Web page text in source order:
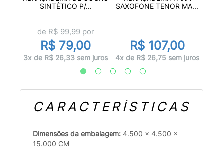
SINTÉTICO P/...
de R$99,99por
R$ 79,00
3x de R$ 26,33 sem juros
SAXOFONE TENOR MA...
R$ 107,00
4x de R$ 26,75 sem juros
CARACTERÍSTICAS
Dimensões da embalagem: 4.500 x 4.500 x
15.000 CM